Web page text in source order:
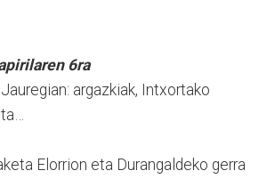
6ra
argazkiak, Intxortako
Elorrion eta Durangaldeko gerra